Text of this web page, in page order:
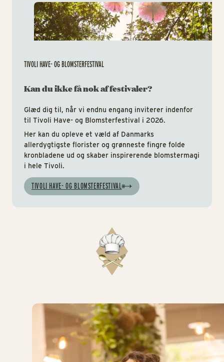
TIVOLI HAVE- OG BLOMSTERFESTIVAL
Kan du ikke få nok af festivaler?
Glæd dig til, når vi endnu engang inviterer indenfor
til Tivoli Have- og Blomsterfestival i 2026.
Her kan du opleve et væld af Danmarks
allerdygtigste florister og grønneste fingre folde
kronbladene ud og skaber inspirerende blomstermagi
i hele Tivoli.
TIVOLI HAVE- OG BLOMSTERFESTIVAL